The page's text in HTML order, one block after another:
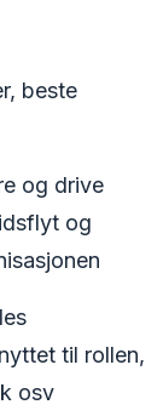
beste
og drive
og
til rollen,
osv